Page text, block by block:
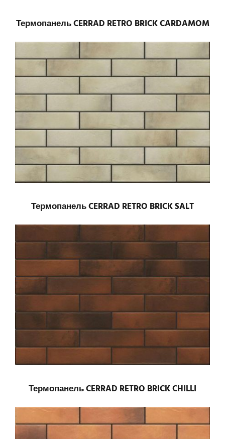
Термопанель CERRAD RETRO BRICK CARDAMOM
Термопанель CERRAD RETRO BRICK SALT
Термопанель CERRAD RETRO BRICK CHILLI